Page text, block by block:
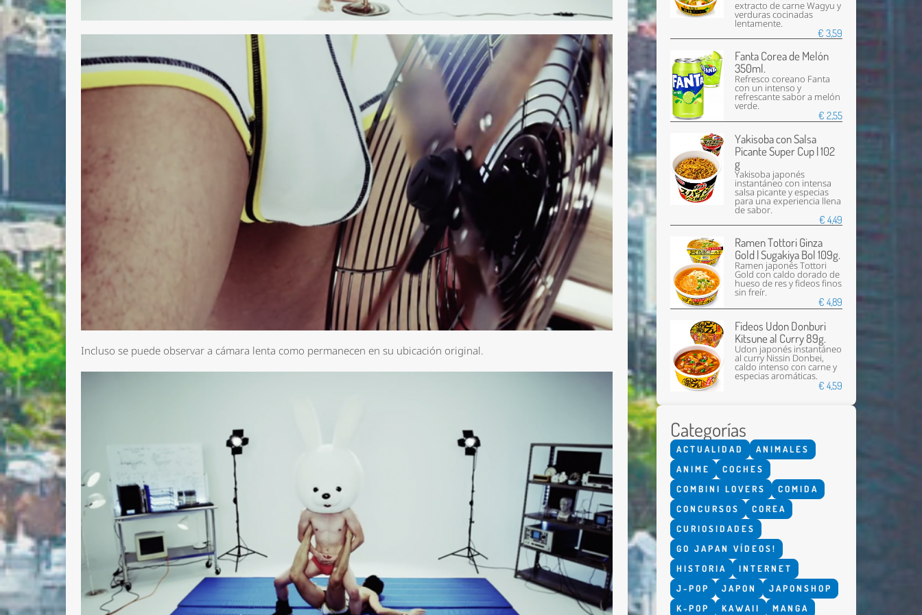
Incluso se puede observar a cámara lenta como permanecen en su ubicación original.
extracto de carne Wagyu y
verduras cocinadas
lentamente.
€ 3,59
Fanta Corea de Melón
350ml.
Refresco coreano Fanta
con un intenso y
refrescante sabor a melón
verde.
€ 2,55
Yakisoba con Salsa
Picante Super Cup | 102
g
Yakisoba japonés
instantáneo con intensa
salsa picante y especias
para una experiencia llena
de sabor.
€ 4,49
Ramen Tottori Ginza
Gold | Sugakiya Bol 109g.
Ramen japonés Tottori
Gold con caldo dorado de
hueso de res y fideos finos
sin freír.
€ 4,89
Fideos Udon Donburi
Kitsune al Curry 89g.
Udon japonés instantáneo
al curry Nissin Donbei,
caldo intenso con carne y
especias aromáticas.
€ 4,59
Categorías
ACTUALIDAD
ANIMALES
ANIME
COCHES
COMBINI LOVERS
COMIDA
CONCURSOS
COREA
CURIOSIDADES
GO JAPAN VÍDEOS!
HISTORIA
INTERNET
J-POP
JAPON
JAPONSHOP
K-POP
KAWAII
MANGA
Nombre *
Comentario *
Enviar